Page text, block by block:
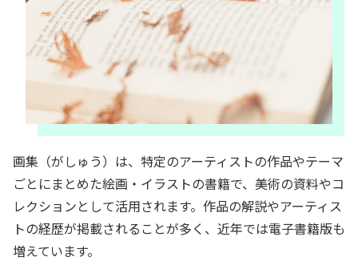
画集（がしゅう）は、特定のアーティストの作品やテーマ
ごとにまとめた絵画・イラストの書籍で、美術の資料やコ
レクションとして活用されます。作品の解説やアーティス
トの経歴が掲載されることが多く、近年では電子書籍版も
増えています。